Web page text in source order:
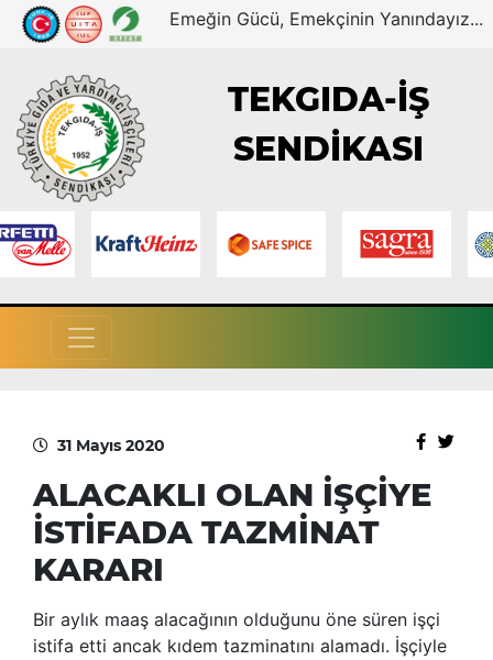
Emeğin Gücü, Emekçinin Yanındayız...
TEKGIDA-İŞ
SENDİKASI
31 Mayıs 2020
ALACAKLI OLAN İŞÇİYE
İSTİFADA TAZMİNAT
KARARI
Bir aylık maaş alacağının olduğunu öne süren işçi
istifa etti ancak kıdem tazminatını alamadı. İşçiyle